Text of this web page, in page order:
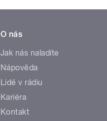
O nás
Jak nás naladíte
Nápověda
Lidé v rádiu
Kariéra
Kontakt